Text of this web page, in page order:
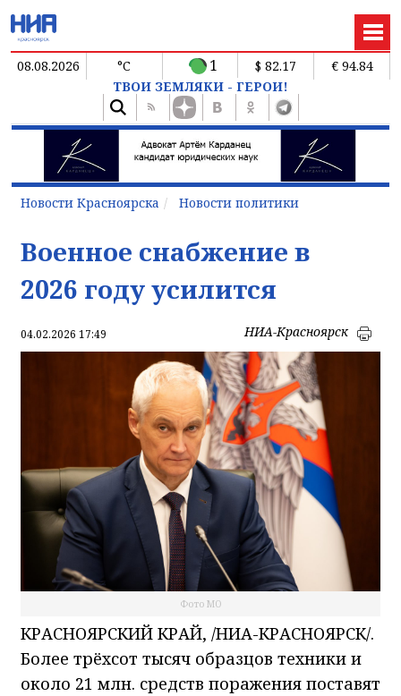
08.08.2026 °C 1 $ 82.17
€ 94.84
ТВОИ ЗЕМЛЯКИ - ГЕРОИ!
Новости Красноярска Новости политики
Военное снабжение в
2026 году усилится
04.02.2026 17:49 НИА-Красноярск
Фото МО
КРАСНОЯРСКИЙ КРАЙ, /НИА-КРАСНОЯРСК/.
Более трёхсот тысяч образцов техники и
около 21 млн. средств поражения поставят